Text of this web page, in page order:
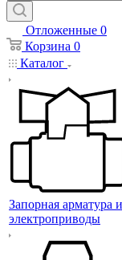
Отложенные 0
Корзина 0
Каталог
Запорная арматура и
электроприводы